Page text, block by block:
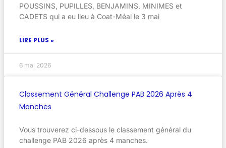
POUSSINS, PUPILLES, BENJAMINS, MINIMES et
CADETS qui a eu lieu à Coat-Méal le 3 mai
LIRE PLUS »
6 mai 2026
Classement Général Challenge PAB 2026 Après 4
Manches
Vous trouverez ci-dessous le classement général du
challenge PAB 2026 après 4 manches.